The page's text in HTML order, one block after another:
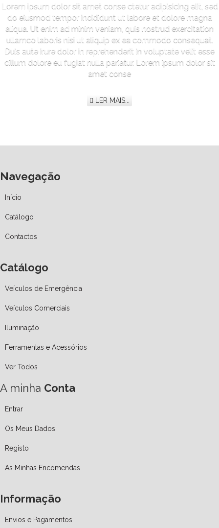
Lorem ipsum dolor sit amet conse ctetur adipisicing elit, sed
do eiusmod tempor incididunt ut labore et dolore magna
aliqua. Ut enim ad minim veniam, quis nostrud exercitation
ullamco laboris nisi ut aliquip ex ea commodo consequat.
Duis aute irure dolor in reprehenderit in voluptate velit esse
cillum dolore eu fugiat nulla pariatur. Lorem ipsum dolor sit
amet conse
LER MAIS...
Navegação
Início
Catálogo
Contactos
Catálogo
Veículos de Emergência
Veículos Comerciais
Iluminação
Ferramentas e Acessórios
Ver Todos
A minha Conta
Entrar
Os Meus Dados
Registo
As Minhas Encomendas
Informação
Envios e Pagamentos